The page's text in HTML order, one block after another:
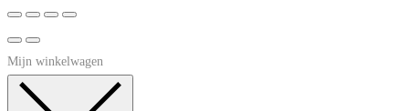
Mijn winkelwagen